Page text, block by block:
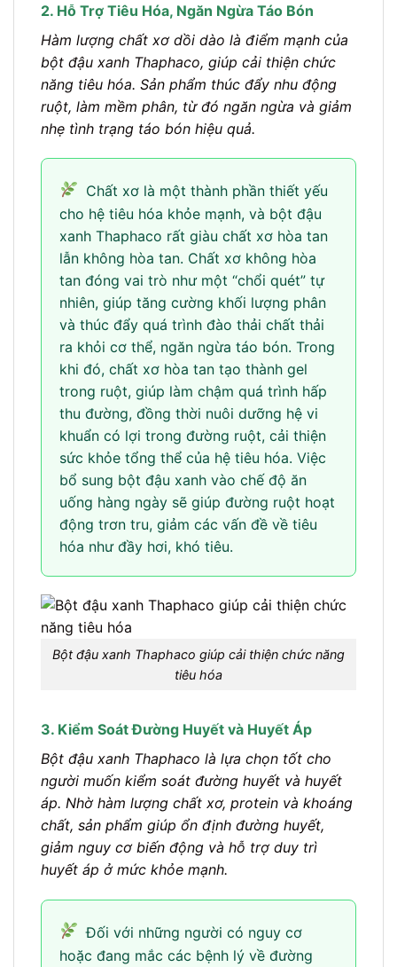
2. Hỗ Trợ Tiêu Hóa, Ngăn Ngừa Táo Bón
Hàm lượng chất xơ dồi dào là điểm mạnh của
bột đậu xanh Thaphaco, giúp cải thiện chức
năng tiêu hóa. Sản phẩm thúc đẩy nhu động
ruột, làm mềm phân, từ đó ngăn ngừa và giảm
nhẹ tình trạng táo bón hiệu quả.
Chất xơ là một thành phần thiết yếu
cho hệ tiêu hóa khỏe mạnh, và bột đậu
xanh Thaphaco rất giàu chất xơ hòa tan
lẫn không hòa tan. Chất xơ không hòa
tan đóng vai trò như một “chổi quét” tự
nhiên, giúp tăng cường khối lượng phân
và thúc đẩy quá trình đào thải chất thải
ra khỏi cơ thể, ngăn ngừa táo bón. Trong
khi đó, chất xơ hòa tan tạo thành gel
trong ruột, giúp làm chậm quá trình hấp
thu đường, đồng thời nuôi dưỡng hệ vi
khuẩn có lợi trong đường ruột, cải thiện
sức khỏe tổng thể của hệ tiêu hóa. Việc
bổ sung bột đậu xanh vào chế độ ăn
uống hàng ngày sẽ giúp đường ruột hoạt
động trơn tru, giảm các vấn đề về tiêu
hóa như đầy hơi, khó tiêu.
Bột đậu xanh Thaphaco giúp cải thiện chức năng
tiêu hóa
3. Kiểm Soát Đường Huyết và Huyết Áp
Bột đậu xanh Thaphaco là lựa chọn tốt cho
người muốn kiểm soát đường huyết và huyết
áp. Nhờ hàm lượng chất xơ, protein và khoáng
chất, sản phẩm giúp ổn định đường huyết,
giảm nguy cơ biến động và hỗ trợ duy trì
huyết áp ở mức khỏe mạnh.
Đối với những người có nguy cơ
hoặc đang mắc các bệnh lý về đường